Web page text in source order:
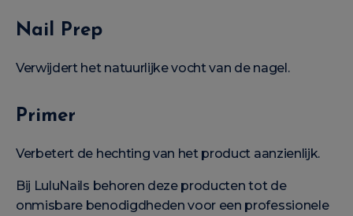
Nail Prep
Verwijdert het natuurlijke vocht van de nagel.
Primer
Verbetert de hechting van het product aanzienlijk.
Bij LuluNails behoren deze producten tot de
onmisbare benodigdheden voor een professionele